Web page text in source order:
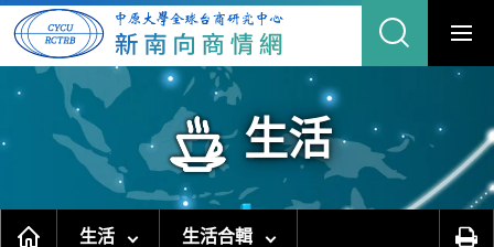
跳
主
要
生活
生活 生活合輯